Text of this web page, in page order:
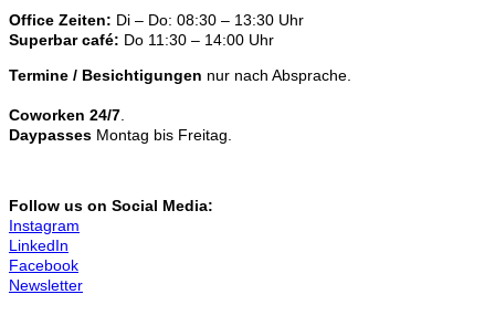
Office Zeiten: Di – Do: 08:30 – 13:30 Uhr
Superbar café: Do 11:30 – 14:00 Uhr
Termine / Besichtigungen nur nach Absprache.
Coworken 24/7
Daypasses Montag bis Freitag.
Follow us on Social Media:
Instagram
LinkedIn
Facebook
Newsletter